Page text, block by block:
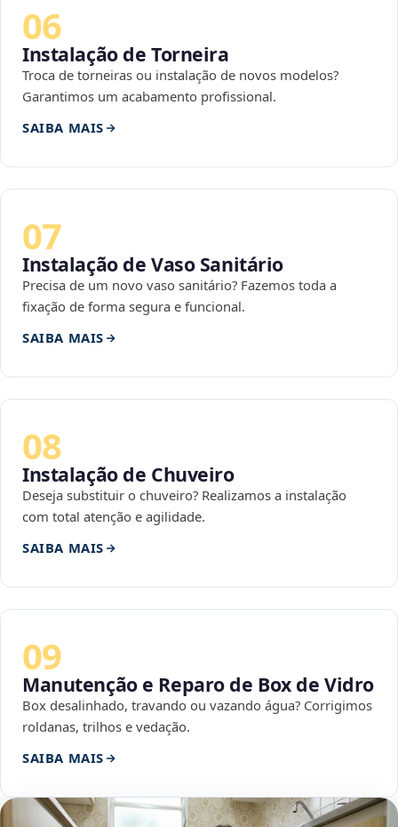
06
Instalação de Torneira
Troca de torneiras ou instalação de novos modelos?
Garantimos um acabamento profissional.
SAIBA MAIS
07
Instalação de Vaso Sanitário
Precisa de um novo vaso sanitário? Fazemos toda a
fixação de forma segura e funcional.
SAIBA MAIS
08
Instalação de Chuveiro
Deseja substituir o chuveiro? Realizamos a instalação
com total atenção e agilidade.
SAIBA MAIS
09
Manutenção e Reparo de Box de Vidro
Box desalinhado, travando ou vazando água? Corrigimos
roldanas, trilhos e vedação.
SAIBA MAIS